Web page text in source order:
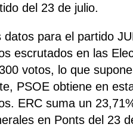
del 23 de julio.
datos para el partido
escrutados en las
votos, lo que
PSOEobtiene en
ERCsuma un
en Ponts del 23